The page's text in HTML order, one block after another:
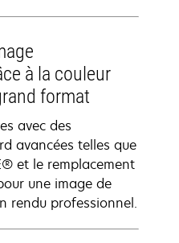
à la couleur
format
avec des
avancées telles que
et le remplacement
une image de
rendu professionnel.